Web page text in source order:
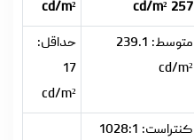
257 cd/m²
cd/m²
متوسط: 239.1
cd/m²
حداقل:
17
cd/m²
کنتراست: 1028:1